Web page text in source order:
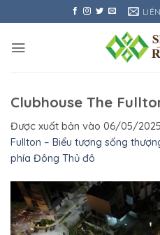
qua
dung
Clubhouse The
Được xuất bản vào 06/05/2025
Fullton – Biểu tượng sống
phía Đông Thủ đô